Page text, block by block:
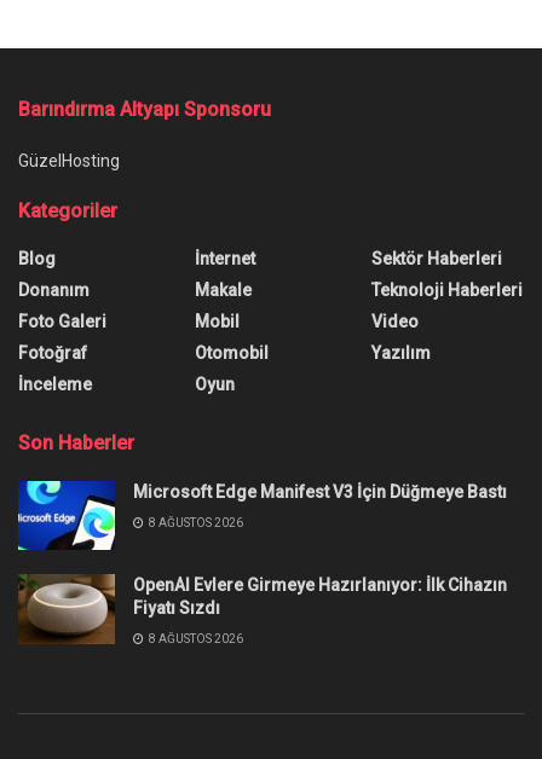
Barındırma Altyapı Sponsoru
GüzelHosting
Kategoriler
Blog
Donanım
Foto Galeri
Fotoğraf
İnceleme
İnternet
Makale
Mobil
Otomobil
Oyun
Sektör Haberleri
Teknoloji Haberleri
Video
Yazılım
Son Haberler
Microsoft Edge Manifest V3 İçin Düğmeye Bastı
8 AĞUSTOS 2026
OpenAI Evlere Girmeye Hazırlanıyor: İlk Cihazın
Fiyatı Sızdı
8 AĞUSTOS 2026